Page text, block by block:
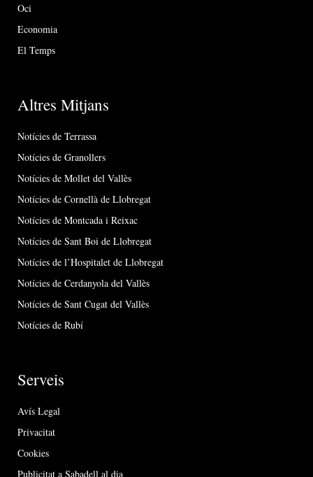
Oci
Economia
El Temps
Altres Mitjans
Notícies de Terrassa
Notícies de Granollers
Notícies de Mollet del Vallès
Notícies de Cornellà de Llobregat
Notícies de Montcada i Reixac
Notícies de Sant Boi de Llobregat
Notícies de l’Hospitalet de Llobregat
Notícies de Cerdanyola del Vallès
Notícies de Sant Cugat del Vallès
Notícies de Rubí
Serveis
Avís Legal
Privacitat
Cookies
Publicitat a Sabadell al dia